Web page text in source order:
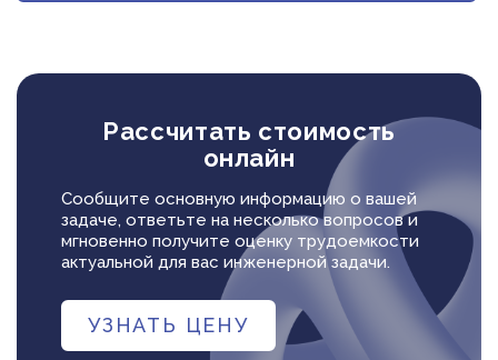
Рассчитать стоимость
онлайн
Сообщите основную информацию о вашей
задаче, ответьте на несколько вопросов и
мгновенно получите оценку трудоемкости
актуальной для вас инженерной задачи.
УЗНАТЬ ЦЕНУ